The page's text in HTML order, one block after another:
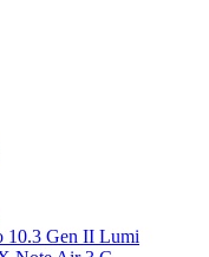
Gen II Lumi